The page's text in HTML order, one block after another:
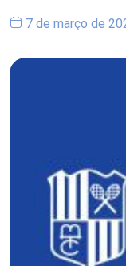
7 de março de